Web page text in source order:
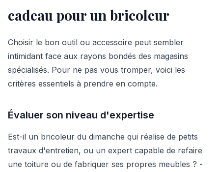
cadeau pour un bricoleur
Choisir le bon outil ou accessoire peut sembler
intimidant face aux rayons bondés des magasins
spécialisés. Pour ne pas vous tromper, voici les
critères essentiels à prendre en compte.
Évaluer son niveau d'expertise
Est-il un bricoleur du dimanche qui réalise de petits
travaux d'entretien, ou un expert capable de refaire
une toiture ou de fabriquer ses propres meubles ? -